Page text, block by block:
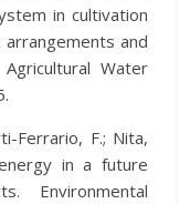
in cultivation
and
Water
Ferrario, F.; Nita,
in a future
Environmental